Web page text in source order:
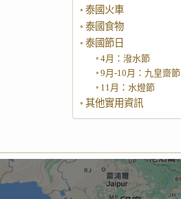
泰國火車
泰國食物
泰國節日
4月：潑水節
9月-10月：九皇齋節
11月：水燈節
其他實用資訊